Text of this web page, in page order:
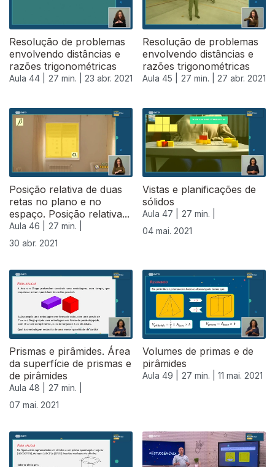
Resolução de problemas
envolvendo distâncias e
razões trigonométricas
Aula 44 | 27 min. | 23 abr. 2021
Resolução de problemas
envolvendo distâncias e
razões trigonométricas
Aula 45 | 27 min. | 27 abr. 2021
Posição relativa de duas
retas no plano e no
espaço. Posição relativa...
Aula 46 |
27 min. |
30 abr. 2021
Vistas e planificações de
sólidos
Aula 47 |
27 min. |
04 mai. 2021
541409
Prismas e pirâmides. Área
da superfície de prismas e
de pirâmides
Aula 48 |
27 min. |
07 mai. 2021
Volumes de primas e de
pirâmides
Aula 49 | 27 min. | 11 mai. 2021